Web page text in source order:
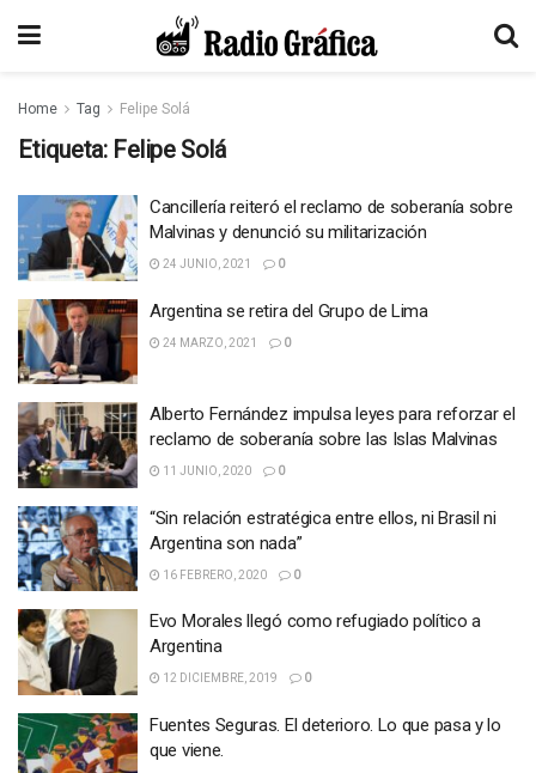
Home Tag Felipe Solá
Etiqueta: Felipe Solá
Cancillería reiteró el reclamo de soberanía sobre
Malvinas y denunció su militarización
24 JUNIO, 2021 0
Argentina se retira del Grupo de Lima
24 MARZO, 2021 0
Alberto Fernández impulsa leyes para reforzar el
reclamo de soberanía sobre las Islas Malvinas
11 JUNIO, 2020 0
“Sin relación estratégica entre ellos, ni Brasil ni
Argentina son nada”
16 FEBRERO, 2020 0
Evo Morales llegó como refugiado político a
Argentina
12 DICIEMBRE, 2019 0
Fuentes Seguras. El deterioro. Lo que pasa y lo
que viene.